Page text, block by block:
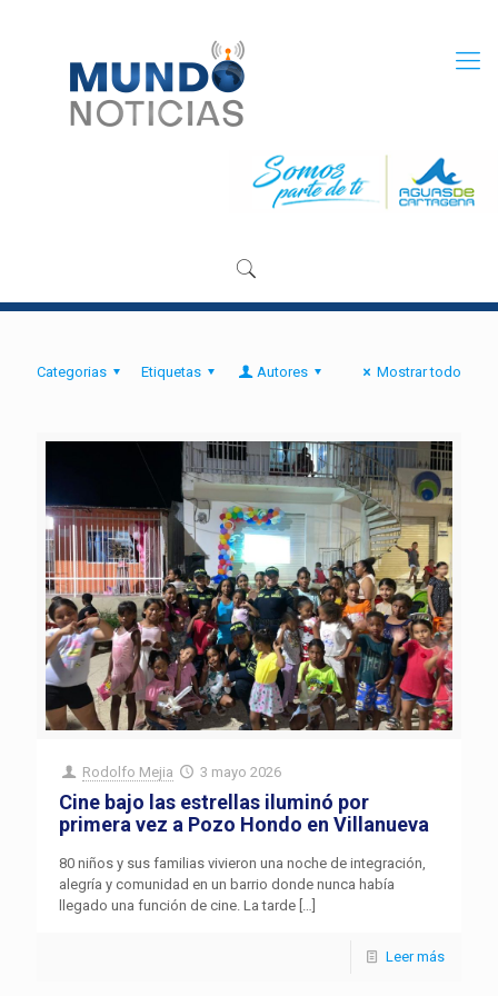
Categorias Etiquetas Autores Mostrar todo
Rodolfo Mejia 3 mayo 2026
Cine bajo las estrellas iluminó por
primera vez a Pozo Hondo en Villanueva
80 niños y sus familias vivieron una noche de integración,
alegría y comunidad en un barrio donde nunca había
llegado una función de cine. La tarde
Leer más